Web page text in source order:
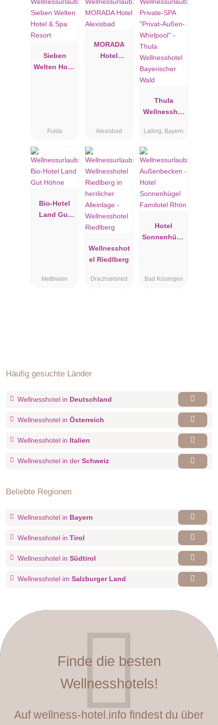
Sieben
Welten Hotel
Fulda
MORADA
Hotel
Alexisbad
Thula
Wellnesshot
Bayerischer
Lalling, Bayern
Bio-Hotel
Land Gut
Mettmann
Wellnesshot
el Riedlberg
Drachselsried
Hotel
Sonnenhüge
Bad Kissingen
Häufig gesuchte Länder
Wellnesshotel in Deutschland
Wellnesshotel in Österreich
Wellnesshotel in Italien
Wellnesshotel in der Schweiz
Beliebte Regionen
Wellnesshotel in Bayern
Wellnesshotel in Tirol
Wellnesshotel in Südtirol
Wellnesshotel im Salzburger Land
Finde die besten
Wellnesshotels!
Auf wellness-hotel.info findest du über